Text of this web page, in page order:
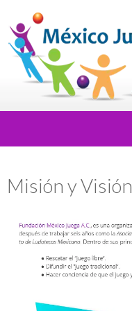
Misión y Visión